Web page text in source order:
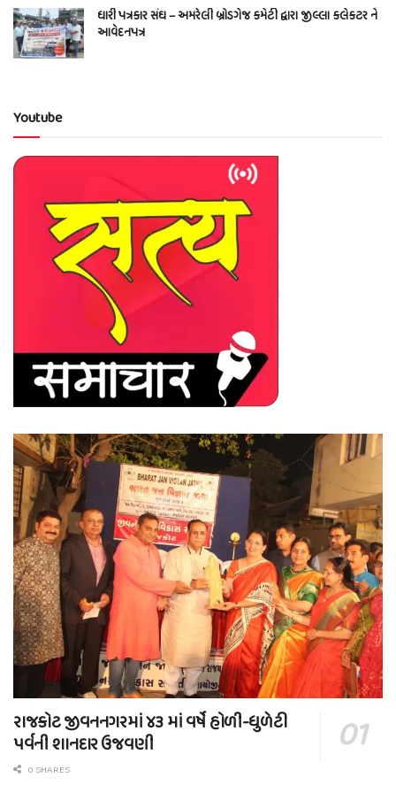
ધારી પત્રકાર સંઘ – અમરેલી બ્રોડગેજ કમેટી દ્વારા જીલ્લા કલેકટર ને
આવેદનપત્ર
Youtube
રાજકોટ જીવનનગરમાં ૪૩ માં વર્ષે હોળી-ધુળેટી
પર્વની શાનદાર ઉજવણી
0 SHARES